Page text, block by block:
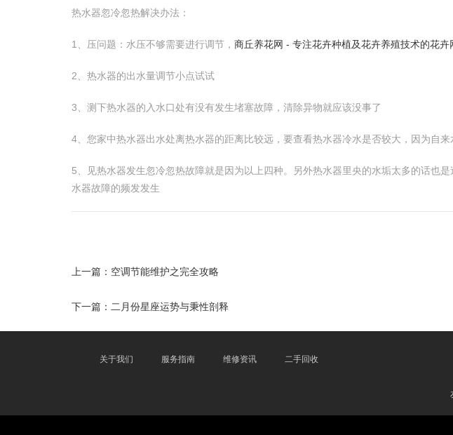
热水器忽冷忽热解决办法：
1、压问题：水压不够需要进行调节， 商丘养花网 - 专注花卉种植及花卉养殖技术的花卉
2、热水器的出水量调节小点试试
3、测下热水器的入水口处有没有发生堵塞故障，清除异物就应该没事了
4、您家中热水器出水处离热水器的距离比较远，要查看热水器冷水是否较大，因为自
5、见热水器发生忽冷忽热故障就是因为以上四种。另外热水器里央的水垢太多的话也
水器故障的频发发生
上一篇： 空调节能维护之完全攻略
下一篇： 二月份星座运势与秉性剖释
关于我们 服务指南 维修资讯 二手回收